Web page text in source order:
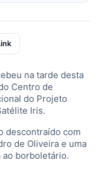
na tarde desta
Centro de
do Projeto
Iris.
descontraído com
de Oliveira e uma
ao borboletário.